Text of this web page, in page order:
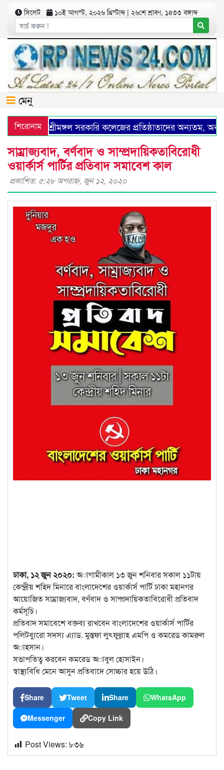
সিলেট ১০ই আগস্ট, ২০২৬ খ্রিস্টাব্দ | ২৬শে শ্রাবণ, ১৪৩৩ বঙ্গাব্দ
মেনু
শিরোনামশ্রীমঙ্গল সরকারি কলেজের প্রতিষ্ঠাতাদের অন্যতম,
সাম্রাজ্যবাদ, বর্ণবাদ ও সাম্প্রদায়িকতাবিরোধী
ওয়ার্কার্স পার্টির প্রতিবাদ সমাবেশ কাল
প্রকাশিত: ৫:২৮ অপরাহ্ণ, জুন ১২, ২০২০
ঢাকা, ১২ জুন ২০২০:অাগামীকাল ১৩ জুন শনিবার সকাল ১১টায়
কেন্দ্রীয় শহিদ মিনারে বাংলাদেশের ওয়ার্কার্স পার্টি ঢাকা মহানগর
আয়োজিত সাম্রাজ্যবাদ, বর্ণবাদ ও সাম্প্রদায়িকতাবিরোধী প্রতিবাদ
কর্মসূচি।
প্রতিবাদ সমাবেশে বক্তব্য রাখবেন বাংলাদেশের ওয়ার্কার্স পার্টির
পলিটব্যুরো সদস্য এ্যাড. মুস্তফা লুৎফুল্লাহ এমপি ও কমরেড কামরুল
অাহসান।
সভাপতিত্ব করবেন কমরেড অাবুল হোসাইন।
স্বাস্থ্যবিধি মেনে আসুন প্রতিবাদে সোচ্চার হয়ে উঠি।
Share Tweet Share WhatsApp
Messenger Copy Link
Post Views: ৮৩৬